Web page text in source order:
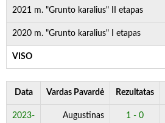
2021 m. "Grunto karalius" II etapas
2020 m. "Grunto karalius" I etapas
VISO
Data Vardas Pavardė Rezultatas
2023-
Augustinas
1 - 0